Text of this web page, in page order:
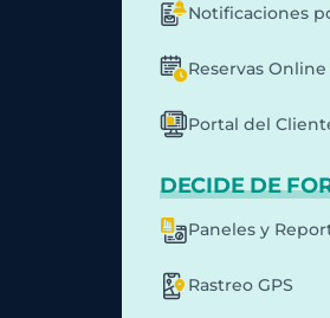
Notificaciones
Reservas Online
Portal del
DECIDE DE
Paneles y
Rastreo GPS